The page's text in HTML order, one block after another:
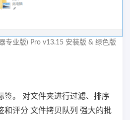
专业版) Pro v13.15 安装版 & 绿色版
签。 对文件夹进行过滤、排序
和评分 文件拷贝队列 强大的批